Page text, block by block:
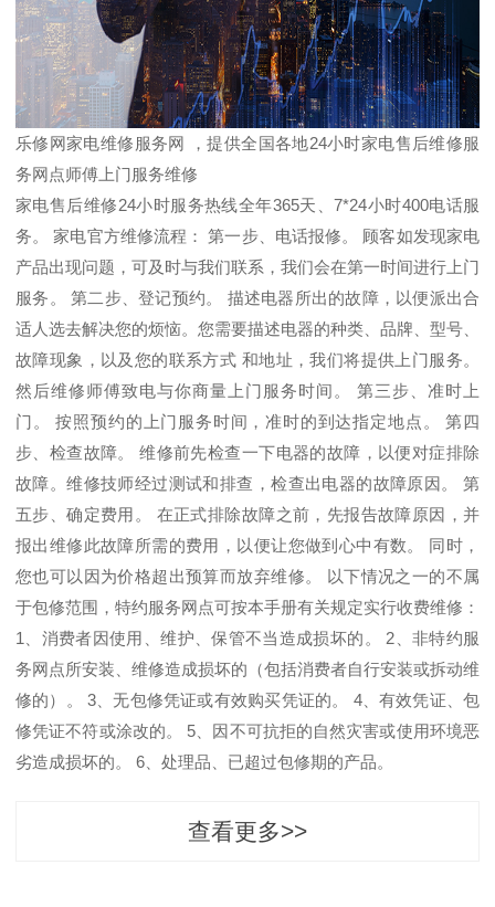
乐修网家电维修服务网 ，提供全国各地24小时家电售后维修服
务网点师傅上门服务维修
家电售后维修24小时服务热线全年365天、7*24小时400电话服
务。 家电官方维修流程： 第一步、电话报修。 顾客如发现家电
产品出现问题，可及时与我们联系，我们会在第一时间进行上门
服务。 第二步、登记预约。 描述电器所出的故障，以便派出合
适人选去解决您的烦恼。您需要描述电器的种类、品牌、型号、
故障现象，以及您的联系方式 和地址，我们将提供上门服务。
然后维修师傅致电与你商量上门服务时间。 第三步、准时上
门。 按照预约的上门服务时间，准时的到达指定地点。 第四
步、检查故障。 维修前先检查一下电器的故障，以便对症排除
故障。维修技师经过测试和排查，检查出电器的故障原因。 第
五步、确定费用。 在正式排除故障之前，先报告故障原因，并
报出维修此故障所需的费用，以便让您做到心中有数。 同时，
您也可以因为价格超出预算而放弃维修。 以下情况之一的不属
于包修范围，特约服务网点可按本手册有关规定实行收费维修：
1、消费者因使用、维护、保管不当造成损坏的。 2、非特约服
务网点所安装、维修造成损坏的（包括消费者自行安装或拆动维
修的）。 3、无包修凭证或有效购买凭证的。 4、有效凭证、包
修凭证不符或涂改的。 5、因不可抗拒的自然灾害或使用环境恶
劣造成损坏的。 6、处理品、已超过包修期的产品。
查看更多>>